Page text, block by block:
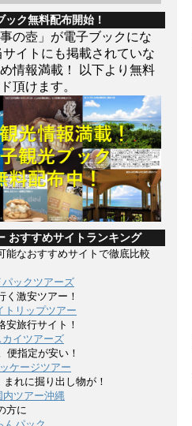
ック無料配布開始！
の壺」が電子ブックにな
サイトにも掲載されていな
情報満載！ 以下より無料
頂けます。
おすすめサイトランキング
能なおすすめサイトで徹底比較
パックツアーズ
激安ツアー！
トリップツアー
旅行サイト！
イツアーズ
指定が安い！
ケージツアー
れに掘り出し物が！
内ツアー沖縄
方に